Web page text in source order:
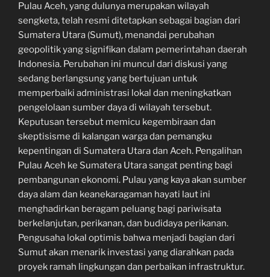
Pulau Aceh, yang dulunya merupakan wilayah
sengketa, telah resmi ditetapkan sebagai bagian dari
Sumatera Utara (Sumut), menandai perubahan
geopolitik yang signifikan dalam pemerintahan daerah
Indonesia. Perubahan ini muncul dari diskusi yang
sedang berlangsung yang bertujuan untuk
memperbaiki administrasi lokal dan meningkatkan
pengelolaan sumber daya di wilayah tersebut.
Keputusan tersebut memicu kegembiraan dan
skeptisisme di kalangan warga dan pemangku
kepentingan di Sumatera Utara dan Aceh. Pengalihan
Pulau Aceh ke Sumatera Utara sangat penting bagi
pembangunan ekonomi. Pulau yang kaya akan sumber
daya alam dan keanekaragaman hayati laut ini
menghadirkan beragam peluang bagi pariwisata
berkelanjutan, perikanan, dan budidaya perikanan.
Pengusaha lokal optimis bahwa menjadi bagian dari
Sumut akan menarik investasi yang diarahkan pada
proyek ramah lingkungan dan perbaikan infrastruktur.